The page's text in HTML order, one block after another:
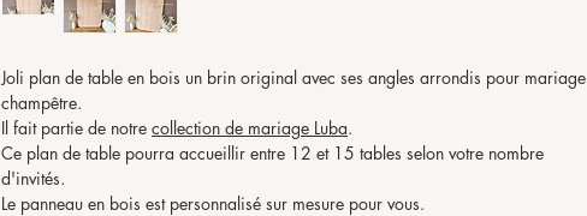
Joli plan de table en bois un brin original avec ses angles arrondis pour mariage
champêtre.
Il fait partie de notre collection de mariage Luba.
Ce plan de table pourra accueillir entre 12 et 15 tables selon votre nombre
d'invités.
Le panneau en bois est personnalisé sur mesure pour vous.